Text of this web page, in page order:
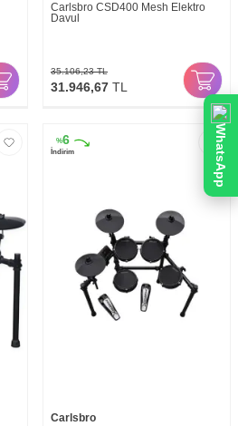
Carlsbro CSD400 Mesh Elektro
Davul
35.106,23TL
31.946,67 TL
%6
İndirim
Carlsbro
WhatsApp